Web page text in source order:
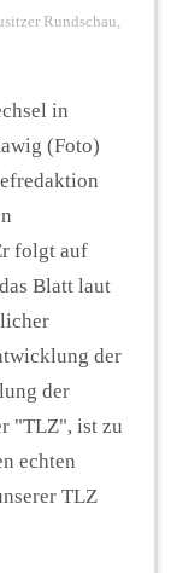
Rundschau,
in
(Foto)
folgt auf
Blatt laut
der
der
"TLZ", ist zu
echten
TLZ